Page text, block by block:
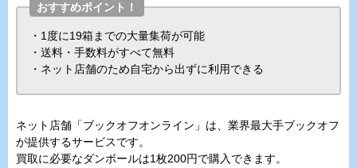
おすすめポイント！
・1度に19箱までの大量集荷が可能
・送料・手数料がすべて無料
・ネット店舗のため自宅から出ずに利用できる
ネット店舗「ブックオフオンライン」は、業界最大手ブックオフ
が提供するサービスです。
買取に必要なダンボールは1枚200円で購入できます。